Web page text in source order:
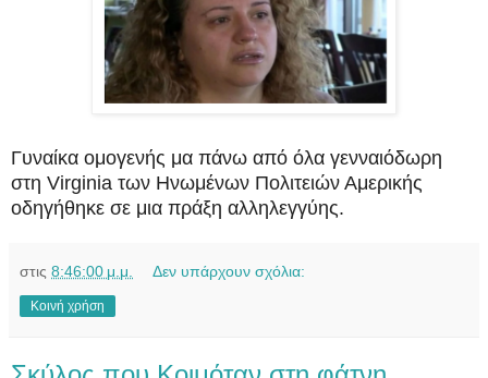
Γυναίκα ομογενής μα πάνω από όλα γενναιόδωρη
στη Virginia των Ηνωμένων Πολιτειών Αμερικής
οδηγήθηκε σε μια πράξη αλληλεγγύης.
στις 8:46:00 μ.μ. Δεν υπάρχουν σχόλια:
Κοινή χρήση